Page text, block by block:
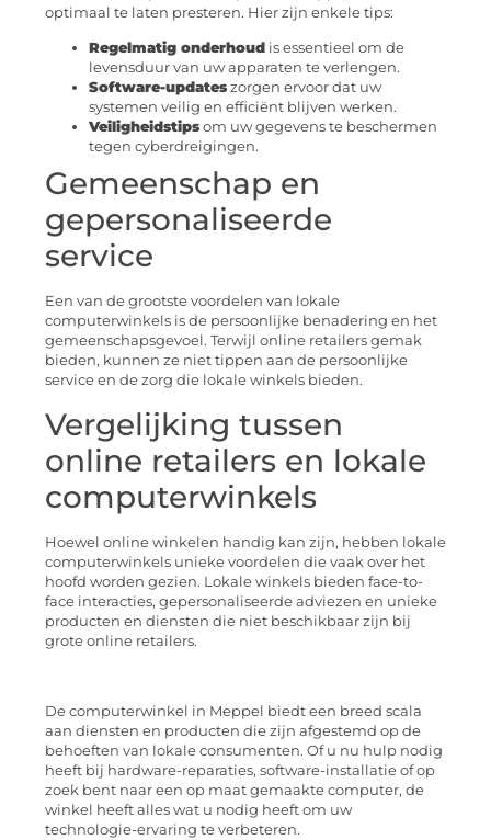
optimaal te laten presteren. Hier zijn enkele tips:
Regelmatig onderhoud is essentieel om de
levensduur van uw apparaten te verlengen.
Software-updates zorgen ervoor dat uw
systemen veilig en efficiënt blijven werken.
Veiligheidstips om uw gegevens te beschermen
tegen cyberdreigingen.
Gemeenschap en
gepersonaliseerde
service
Een van de grootste voordelen van lokale
computerwinkels is de persoonlijke benadering en het
gemeenschapsgevoel. Terwijl online retailers gemak
bieden, kunnen ze niet tippen aan de persoonlijke
service en de zorg die lokale winkels bieden.
Vergelijking tussen
online retailers en lokale
computerwinkels
Hoewel online winkelen handig kan zijn, hebben lokale
computerwinkels unieke voordelen die vaak over het
hoofd worden gezien. Lokale winkels bieden face-to-
face interacties, gepersonaliseerde adviezen en unieke
producten en diensten die niet beschikbaar zijn bij
grote online retailers.
De computerwinkel in Meppel biedt een breed scala
aan diensten en producten die zijn afgestemd op de
behoeften van lokale consumenten. Of u nu hulp nodig
heeft bij hardware-reparaties, software-installatie of op
zoek bent naar een op maat gemaakte computer, de
winkel heeft alles wat u nodig heeft om uw
technologie-ervaring te verbeteren.